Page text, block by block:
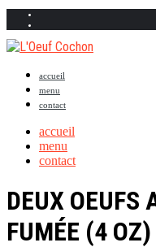
accueil
menu
contact
accueil
menu
contact
DEUX OEUFS
FUMÉE (4 OZ)